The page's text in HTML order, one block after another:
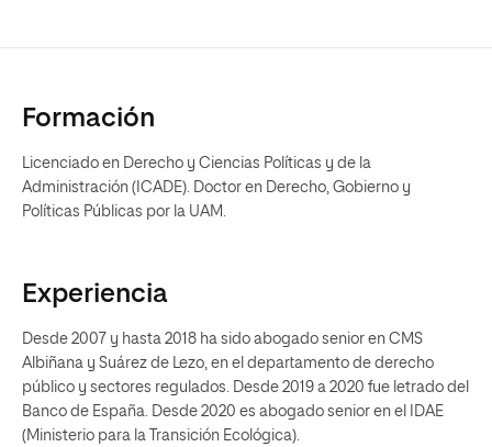
Formación
Licenciado en Derecho y Ciencias Políticas y de la
Administración (ICADE). Doctor en Derecho, Gobierno y
Políticas Públicas por la UAM.
Experiencia
Desde 2007 y hasta 2018 ha sido abogado senior en CMS
Albiñana y Suárez de Lezo, en el departamento de derecho
público y sectores regulados. Desde 2019 a 2020 fue letrado del
Banco de España. Desde 2020 es abogado senior en el IDAE
(Ministerio para la Transición Ecológica).